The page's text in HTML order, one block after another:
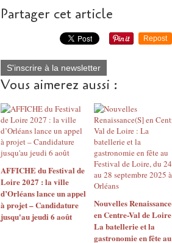
Partager cet article
Repost
S'inscrire à la newsletter
Vous aimerez aussi :
AFFICHE du Festival de
Loire 2027 : la ville
d’Orléans lance un appel
à projet – Candidature
jusqu'au jeudi 6 août
Nouvelles
en Centre-Val de
La batellerie et la
gastronomie en fête au